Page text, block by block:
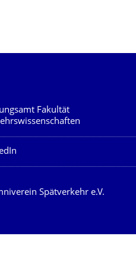
Fakultät
Spätverkehr e.V.